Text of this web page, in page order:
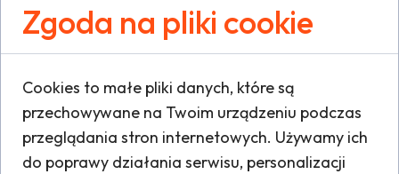
W tej sekcji warto umieścić istotne
warunki gwarancji, zalecenia dotyczące
oraz ewentualne certyfikaty lub nagrody.
i buduje zaufanie do marki.
Zgoda na pliki cookie
Cookies to małe pliki danych, które są
przechowywane na Twoim urządzeniu podczas
przeglądania stron internetowych. Używamy ich
do poprawy działania serwisu, personalizacji